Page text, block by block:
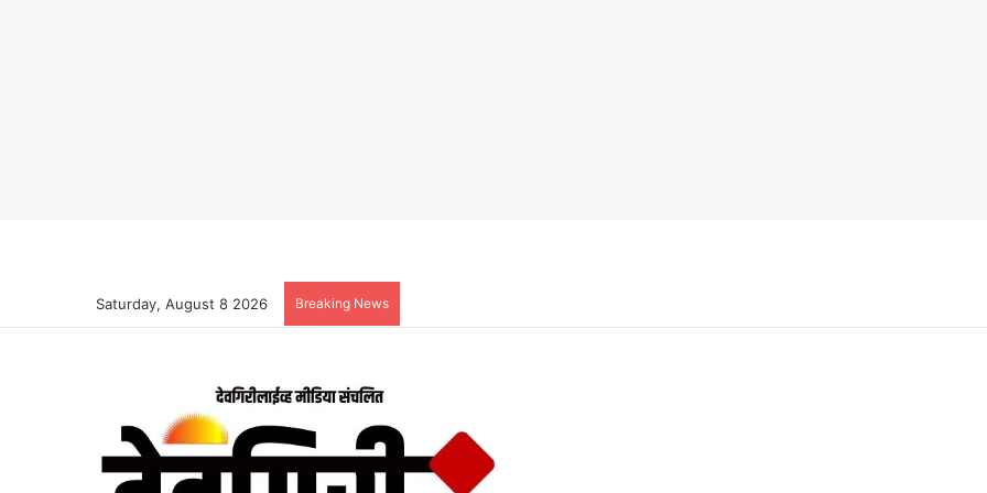
Saturday, August 8 2026 Breaking News